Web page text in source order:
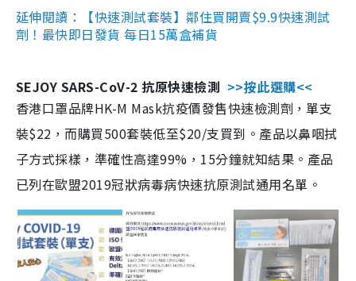
延伸閱讀：【快速測試套裝】鄰住買開賣$9.9快速測試
劑！最快即日發貨 每日15萬盒補貨
SEJOY SARS-CoV-2 抗原快速檢測 >>按此選購<<
香港口罩品牌HK-M Mask抗疫價發售快速檢測劑，單支
裝$22，而購買500套裝低至$20/支買到。產品以鼻咽拭
子方式採樣，準確性高達99%，15分鐘就知結果。產品
已列在歐盟2019冠狀病毒病快速抗原測試通用名單。